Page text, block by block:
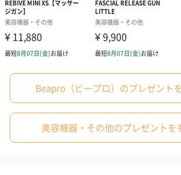
お届けボックスオプション
配送用のダンボールを装飾いたします。お相
送りする際に人気のオプションです。お相手
Beapro（ビープロ）のプレゼント
美容機器・その他のプレゼントを